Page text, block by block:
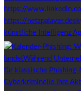
künstliche Intelligenz